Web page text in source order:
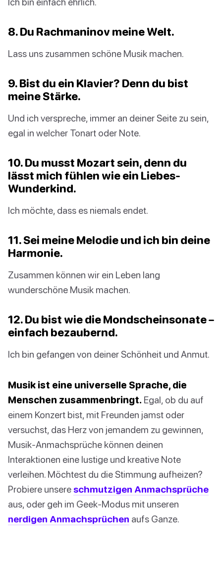
8. Du Rachmaninov meine Welt.
Lass uns zusammen schöne Musik machen.
9. Bist du ein Klavier? Denn du bist
meine Stärke.
Und ich verspreche, immer an deiner Seite zu sein,
egal in welcher Tonart oder Note.
10. Du musst Mozart sein, denn du
lässt mich fühlen wie ein Liebes-
Wunderkind.
Ich möchte, dass es niemals endet.
11. Sei meine Melodie und ich bin deine
Harmonie.
Zusammen können wir ein Leben lang
wunderschöne Musik machen.
12. Du bist wie die Mondscheinsonate –
einfach bezaubernd.
Ich bin gefangen von deiner Schönheit und Anmut.
Musik ist eine universelle Sprache, die
Menschen zusammenbringt. Egal, ob du auf
einem Konzert bist, mit Freunden jamst oder
versuchst, das Herz von jemandem zu gewinnen,
Musik-Anmachsprüche können deinen
Interaktionen eine lustige und kreative Note
verleihen. Möchtest du die Stimmung aufheizen?
Probiere unsere schmutzigen Anmachsprüche
aus, oder geh im Geek-Modus mit unseren
nerdigen Anmachsprüchen aufs Ganze.